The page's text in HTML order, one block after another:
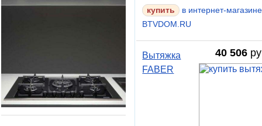
в интернет-магазине
BTVDOM.RU
40 506
Вытяжка
FABER